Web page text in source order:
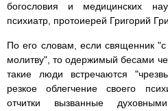
богословия и медицинских
психиатр, протоиерей Григорий
По его словам, если священник
молитву", то одержимый бесами
такие люди встречаются
резкое облегчение своего
отчитки вызванные